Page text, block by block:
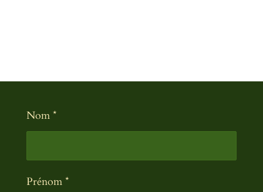
Nom *
Prénom *